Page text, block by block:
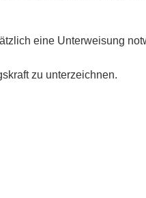
eine Unterweisung
zu unterzeichnen.